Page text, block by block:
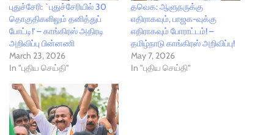
புதுச்சேரி: `புதுச்சேரியில் 30
தொகுதிகளிலும் தனித்துப்
போட்டி!' – காங்கிரஸ் அதிரடி
அறிவிப்பு பின்னணி
March 23, 2026
In "புதிய செய்தி"
தவெக: ஆளுநருக்கு
எதிராகவும், பாஜக-வுக்கு
எதிராகவும் போராட்டம்! –
தமிழ்நாடு காங்கிரஸ் அறிவிப்பு!
May 7, 2026
In "புதிய செய்தி"